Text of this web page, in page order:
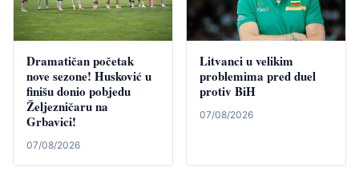
Dramatičan početak
nove sezone! Husković u
finišu donio pobjedu
Željezničaru na
Grbavici!
07/08/2026
Litvanci u velikim
problemima pred duel
protiv BiH
07/08/2026